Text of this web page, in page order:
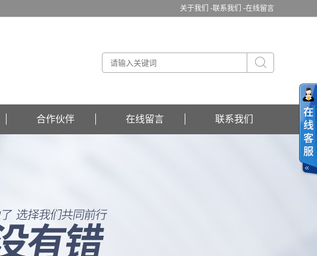
关于我们 -联系我们 -在线留言
合作伙伴 在线留言 联系我们